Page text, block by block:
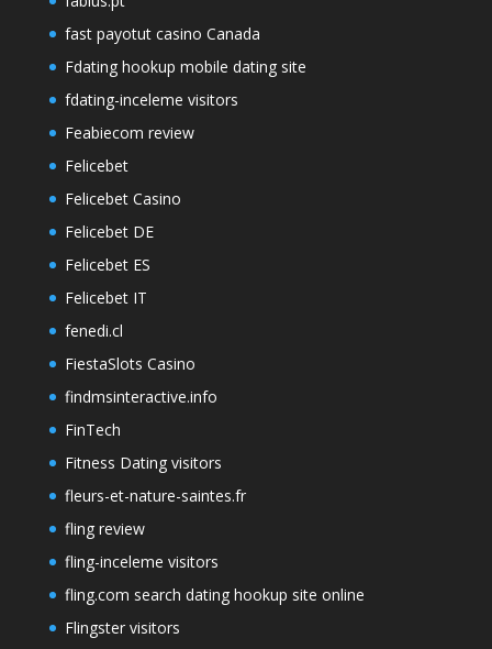
fast payotut casino Canada
Fdating hookup mobile dating site
fdating-inceleme visitors
Feabiecom review
Felicebet
Felicebet Casino
Felicebet DE
Felicebet ES
Felicebet IT
fenedi.cl
FiestaSlots Casino
findmsinteractive.info
FinTech
Fitness Dating visitors
fleurs-et-nature-saintes.fr
fling review
fling-inceleme visitors
fling.com search dating hookup site online
Flingster visitors